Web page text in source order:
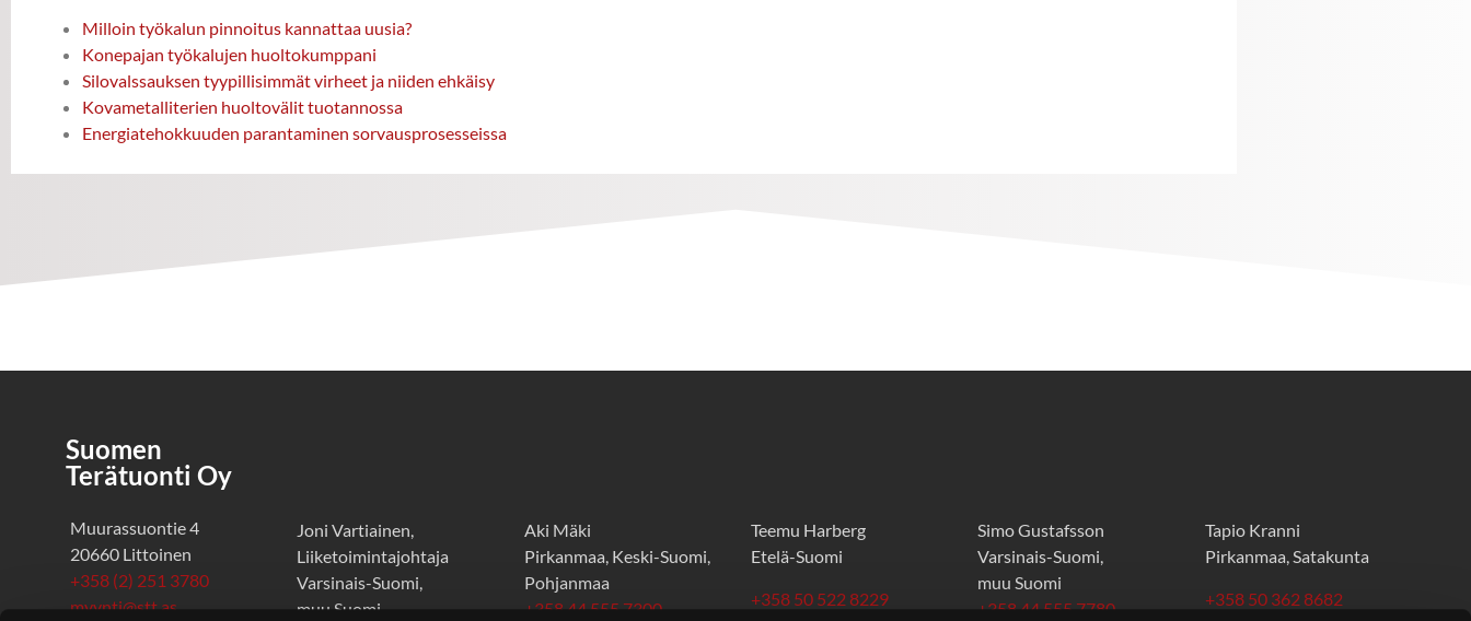
Milloin työkalun pinnoitus kannattaa uusia?
Konepajan työkalujen huoltokumppani
Silovalssauksen tyypillisimmät virheet ja niiden ehkäisy
Kovametalliterien huoltovälit tuotannossa
Energiatehokkuuden parantaminen sorvausprosesseissa
Suomen
Terätuonti Oy
Muurassuontie 4
20660 Littoinen
+358 (2) 251 3780
myynti@stt.as
Joni Vartiainen,
Liiketoimintajohtaja
Varsinais-Suomi,
muu Suomi
Aki Mäki
Pirkanmaa, Keski-Suomi,
Pohjanmaa
+358 44 555 7300
Teemu Harberg
Etelä-Suomi
+358 50 522 8229
Simo Gustafsson
Varsinais-Suomi,
muu Suomi
+358 44 555 7780
Tapio Kranni
Pirkanmaa, Satakunta
+358 50 362 8682